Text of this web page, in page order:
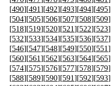
[490][491][492][493][494][495
[504][505][506][507][508][509
[518][519][520][521][522][523
[532][533][534][535][536][537
[546][547][548][549][550][551
[560][561][562][563][564][565
[574][575][576][577][578][579
[588][589][590][591][592][593